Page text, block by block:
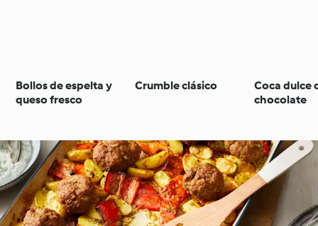
Bollos de espelta y
queso fresco
Crumble clásico
Coca dulce
chocolate